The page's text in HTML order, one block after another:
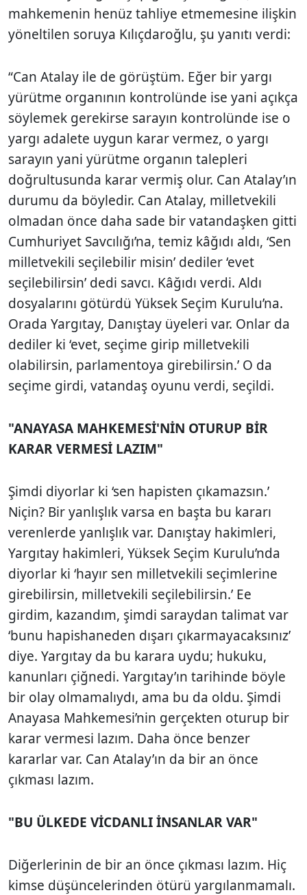
mahkemenin henüz tahliye etmemesine ilişkin
yöneltilen soruya Kılıçdaroğlu, şu yanıtı verdi:
“Can Atalay ile de görüştüm. Eğer bir yargı
yürütme organının kontrolünde ise yani açıkça
söylemek gerekirse sarayın kontrolünde ise o
yargı adalete uygun karar vermez, o yargı
sarayın yani yürütme organın talepleri
doğrultusunda karar vermiş olur. Can Atalay’ın
durumu da böyledir. Can Atalay, milletvekili
olmadan önce daha sade bir vatandaşken gitti
Cumhuriyet Savcılığı’na, temiz kâğıdı aldı, ‘Sen
milletvekili seçilebilir misin’ dediler ‘evet
seçilebilirsin’ dedi savcı. Kâğıdı verdi. Aldı
dosyalarını götürdü Yüksek Seçim Kurulu’na.
Orada Yargıtay, Danıştay üyeleri var. Onlar da
dediler ki ‘evet, seçime girip milletvekili
olabilirsin, parlamentoya girebilirsin.’ O da
seçime girdi, vatandaş oyunu verdi, seçildi.
"ANAYASA MAHKEMESİ'NİN OTURUP BİR
KARAR VERMESİ LAZIM"
Şimdi diyorlar ki ‘sen hapisten çıkamazsın.’
Niçin? Bir yanlışlık varsa en başta bu kararı
verenlerde yanlışlık var. Danıştay hakimleri,
Yargıtay hakimleri, Yüksek Seçim Kurulu’nda
diyorlar ki ‘hayır sen milletvekili seçimlerine
girebilirsin, milletvekili seçilebilirsin.’ Ee
girdim, kazandım, şimdi saraydan talimat var
‘bunu hapishaneden dışarı çıkarmayacaksınız’
diye. Yargıtay da bu karara uydu; hukuku,
kanunları çiğnedi. Yargıtay’ın tarihinde böyle
bir olay olmamalıydı, ama bu da oldu. Şimdi
Anayasa Mahkemesi’nin gerçekten oturup bir
karar vermesi lazım. Daha önce benzer
kararlar var. Can Atalay’ın da bir an önce
çıkması lazım.
"BU ÜLKEDE VİCDANLI İNSANLAR VAR"
Diğerlerinin de bir an önce çıkması lazım. Hiç
kimse düşüncelerinden ötürü yargılanmamalı.